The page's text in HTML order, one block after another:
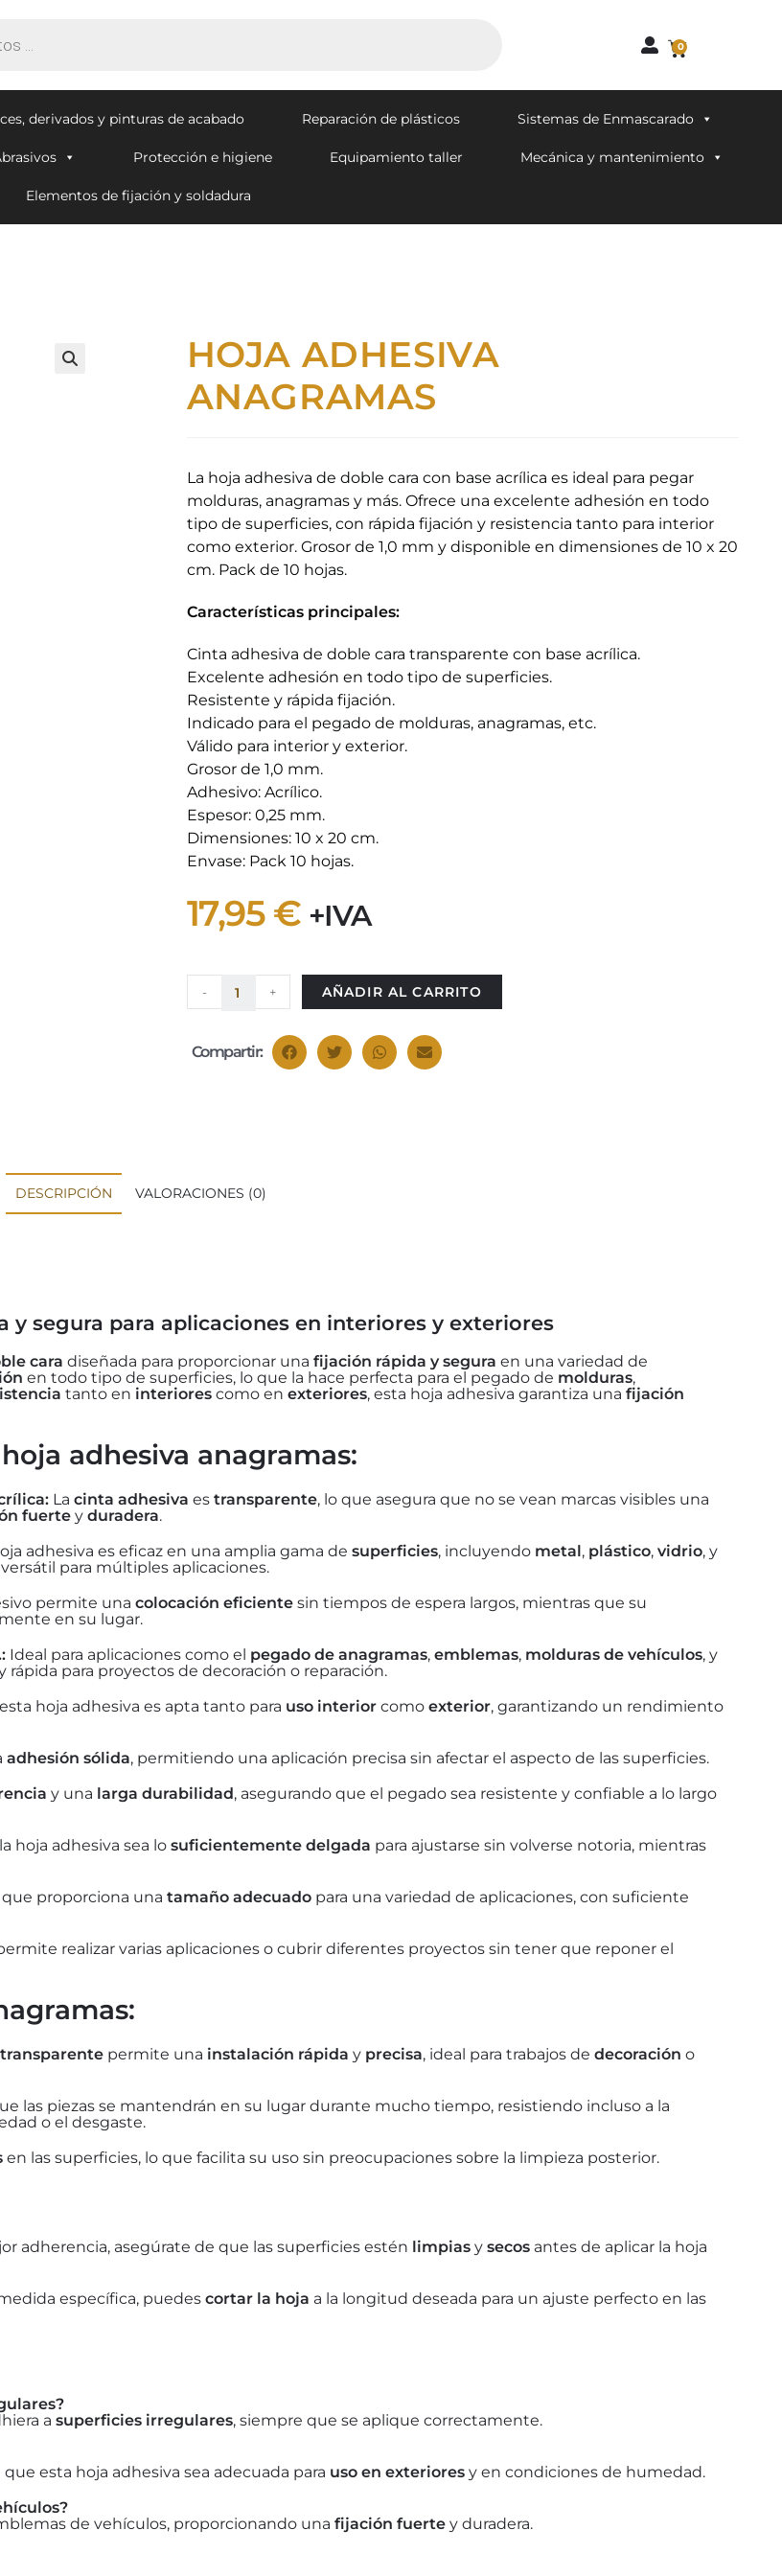
0
derivados y pinturas de acabado Reparación de plásticos Sistemas de Enmascarado
Protección e higiene Equipamiento taller Mecánica y mantenimiento
Elementos de fijación y soldadura
HOJA ADHESIVA
ANAGRAMAS
La hoja adhesiva de doble cara con base acrílica es ideal para pegar
molduras, anagramas y más. Ofrece una excelente adhesión en todo
tipo de superficies, con rápida fijación y resistencia tanto para interior
como exterior. Grosor de 1,0 mm y disponible en dimensiones de 10 x 20
cm. Pack de 10 hojas.
Características principales:
Cinta adhesiva de doble cara transparente con base acrílica.
Excelente adhesión en todo tipo de superficies.
Resistente y rápida fijación.
Indicado para el pegado de molduras, anagramas, etc.
Válido para interior y exterior.
Grosor de 1,0 mm.
Adhesivo: Acrílico.
Espesor: 0,25 mm.
Dimensiones: 10 x 20 cm.
Envase: Pack 10 hojas.
17,95 € +IVA
- + AÑADIR AL CARRITO
Compartir:
DESCRIPCIÓN VALORACIONES (0)
y segura para aplicaciones en interiores y exteriores
cara diseñada para proporcionar una fijación rápida y segura en una variedad de
en todo tipo de superficies, lo que la hace perfecta para el pegado de molduras,
tanto en interiorescomo en exteriores, esta hoja adhesiva garantiza una fijación
adhesiva anagramas:
La cinta adhesiva es transparente, lo que asegura que no se vean marcas visibles una
fuertey duradera.
adhesiva es eficaz en una amplia gama de superficies, incluyendo metal, plástico, vidrio, y
para múltiples aplicaciones.
permite una colocación eficientesin tiempos de espera largos, mientras que su
en su lugar.
Ideal para aplicaciones como el pegado de anagramas, emblemas, molduras de vehículos, y
para proyectos de decoración o reparación.
hoja adhesiva es apta tanto para uso interiorcomo exterior, garantizando un rendimiento
adhesión sólida, permitiendo una aplicación precisa sin afectar el aspecto de las superficies.
y una larga durabilidad, asegurando que el pegado sea resistente y confiable a lo largo
hoja adhesiva sea lo suficientemente delgada para ajustarse sin volverse notoria, mientras
que proporciona una tamaño adecuadopara una variedad de aplicaciones, con suficiente
realizar varias aplicaciones o cubrir diferentes proyectos sin tener que reponer el
transparentepermite una instalación rápida y precisa, ideal para trabajos de decoración o
las piezas se mantendrán en su lugar durante mucho tiempo, resistiendo incluso a la
o el desgaste.
en las superficies, lo que facilita su uso sin preocupaciones sobre la limpieza posterior.
adherencia, asegúrate de que las superficies estén limpiasy secosantes de aplicar la hoja
específica, puedes cortar la hoja a la longitud deseada para un ajuste perfecto en las
a superficies irregulares, siempre que se aplique correctamente.
que esta hoja adhesiva sea adecuada para uso en exterioresy en condiciones de humedad.
de vehículos, proporcionando una fijación fuertey duradera.